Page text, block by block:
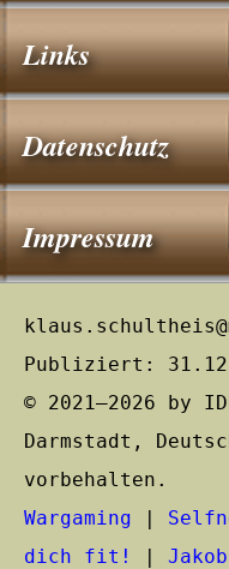
Links
Datenschutz
Impressum
Publiziert:
© 2021–2026 by
Darmstadt,
vorbehalten.
Wargaming
dich fit!